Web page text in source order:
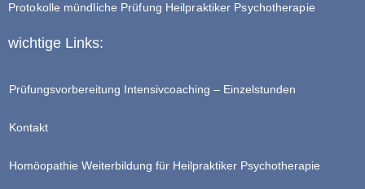
Protokolle mündliche Prüfung Heilpraktiker Psychotherapie
wichtige Links:
Prüfungsvorbereitung Intensivcoaching – Einzelstunden
Kontakt
Homöopathie Weiterbildung für Heilpraktiker Psychotherapie